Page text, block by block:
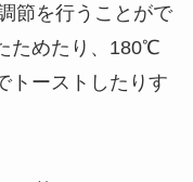
節を行うことがで
ためたり、180℃
トーストしたりす